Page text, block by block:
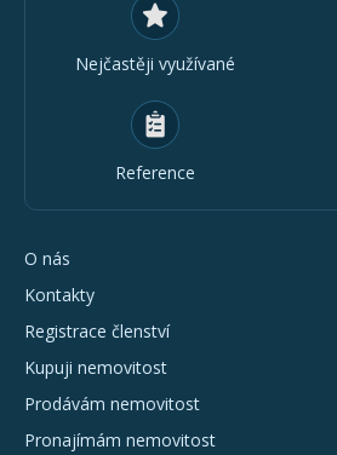
Nejčastěji využívané
Reference
O nás
Kontakty
Registrace členství
Kupuji nemovitost
Prodávám nemovitost
Pronajímám nemovitost